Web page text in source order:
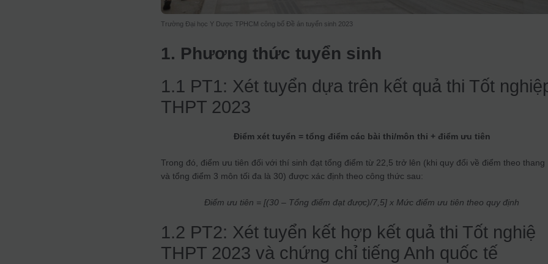
Trường Đại học Y Dược TPHCM công bố Đề án tuyển sinh 2023
1. Phương thức tuyển sinh
1.1 PT1: Xét tuyển dựa trên kết quả thi Tốt
THPT 2023
Điểm xét tuyển = tổng điểm các bài thi/môn thi + điểm ưu tiên
Trong đó, điểm ưu tiên đối với thí sinh đạt tổng điểm từ 22,5 trở lên (khi quy đổi về điểm theo thang
và tổng điểm 3 môn tối đa là 30) được xác định theo công thức sau:
Điểm ưu tiên = [(30 – Tổng điểm đạt được)/7,5] x Mức điểm ưu tiên theo quy định
1.2 PT2: Xét tuyển kết hợp kết quả thi Tốt nghiệ
THPT 2023 và chứng chỉ tiếng Anh quốc tế